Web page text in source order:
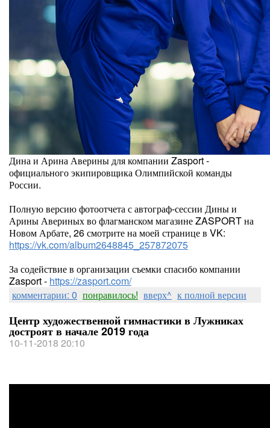
Дина и Арина Аверины для компании Zasport -
официального экипировщика Олимпийской команды
России.
Полную версию фотоотчета с автограф-сессии Дины и
Арины Авериных во флагманском магазине ZASPORT на
Новом Арбате, 26 смотрите на моей странице в VK:
https://vk.com/album2648845_257872075
За содействие в организации съемки спасибо компании
Zasport - https://zasport.com/
комментарии: 0 понравилось! вверх^ к полной версии
Центр художественной гимнастики в Лужниках
достроят в начале 2019 года
10-11-2018 20:10